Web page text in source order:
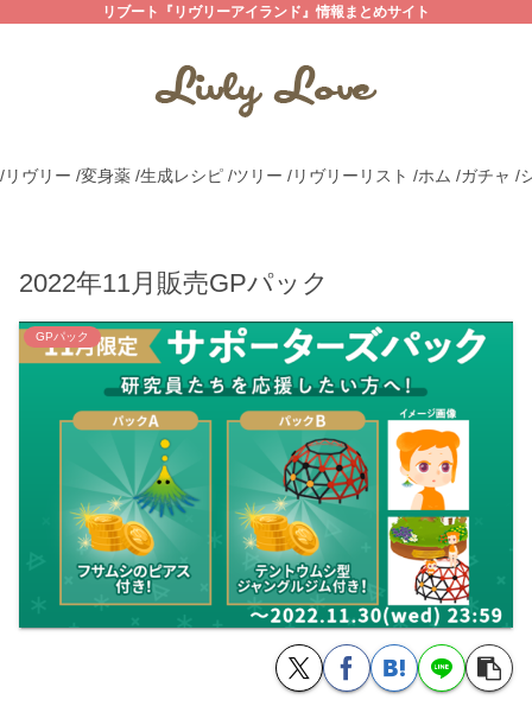
リブート『リヴリーアイランド』情報まとめサイト
/リヴリー /変身薬 /生成レシピ /ツリー /リヴリーリスト /ホム /ガチャ /
2022年11月販売GPパック
GPパック